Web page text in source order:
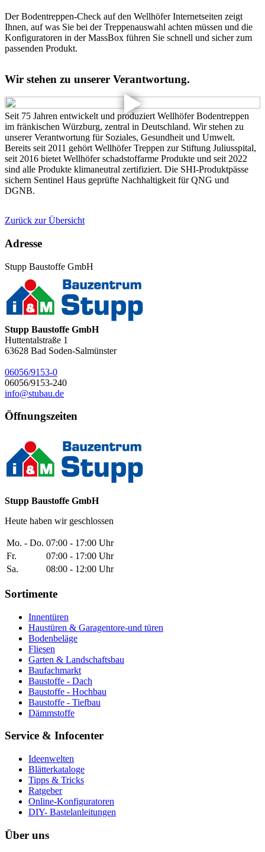
Der Bodentreppen-Check auf den Wellhöfer Internetseiten zeigt
Ihnen, auf was Sie bei der Treppenauswahl achten müssen und die
Konfiguratoren in der MassBox führen Sie schnell und sicher zum
passenden Produkt.
Wir stehen zu unserer Verantwortung.
Seit 75 Jahren entwickelt und produziert Wellhöfer Bodentreppen
im fränkischen Würzburg, zentral in Deutschland. Wir stehen zu
unserer Verantwortung für Soziales, Gesundheit und Umwelt.
Bereits seit 2011 gehört Wellhöfer Treppen zur Stiftung Juliusspital,
seit 2016 bietet Wellhöfer schadstoffarme Produkte und seit 2022
sind alle Produkte klimaneutral zertifiziert. Die SHI-Produktpässe
sichern Sentinel Haus geprüfte Nachhaltigkeit für QNG und
DGNB.
Zurück zur Übersicht
Adresse
Stupp Baustoffe GmbH
Stupp Baustoffe GmbH
Huttentalstraße 1
63628 Bad Soden-Salmünster
06056/9153-0
06056/9153-240
info@stubau.de
Öffnungszeiten
Stupp Baustoffe GmbH
Heute haben wir geschlossen
Mo. - Do. 07:00 - 17:00 Uhr
Fr.
07:00 - 17:00 Uhr
Sa.
08:00 - 12:00 Uhr
Sortimente
Innentüren
Haustüren & Garagentore-und türen
Bodenbeläge
Fliesen
Garten & Landschaftsbau
Baufachmarkt
Baustoffe - Dach
Baustoffe - Hochbau
Baustoffe - Tiefbau
Dämmstoffe
Service & Infocenter
Ideenwelten
Blätterkataloge
Tipps & Tricks
Ratgeber
Online-Konfiguratoren
DIY- Bastelanleitungen
Über uns